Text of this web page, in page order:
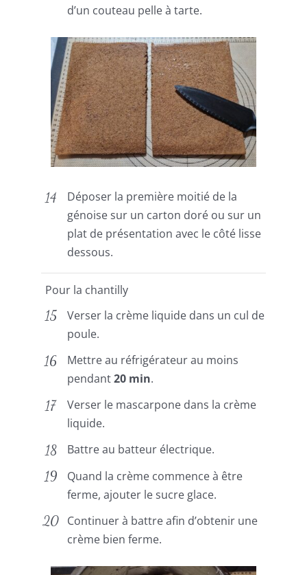
d’un couteau pelle à tarte.
Déposer la première moitié de la
génoise sur un carton doré ou sur un
plat de présentation avec le côté lisse
dessous.
Pour la chantilly
Verser la crème liquide dans un cul de
poule.
Mettre au réfrigérateur au moins
pendant20 min.
Verser le mascarpone dans la crème
liquide.
Battre au batteur électrique.
Quand la crème commence à être
ferme, ajouter le sucre glace.
Continuer à battre afin d’obtenir une
crème bien ferme.